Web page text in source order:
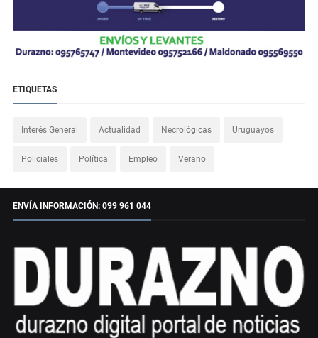
ETIQUETAS
Interés General Actualidad Necrológicas Uruguayos
Policiales Política Empleo Verano
ENVÍA INFORMACIÓN: 099 961 044